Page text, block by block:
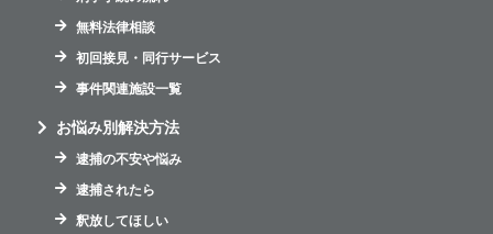
無料法律相談
初回接見・同行サービス
事件関連施設一覧
お悩み別解決方法
逮捕の不安や悩み
逮捕されたら
釈放してほしい